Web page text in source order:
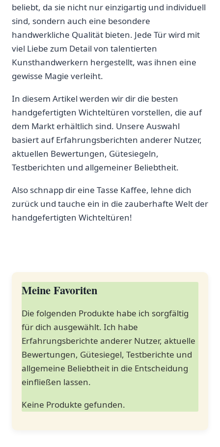
beliebt,‍ da sie nicht nur einzigartig und individuell
sind, sondern auch eine besondere
handwerkliche Qualität ⁣bieten. Jede Tür wird mit
viel Liebe zum Detail von talentierten
Kunsthandwerkern hergestellt, was ihnen eine
gewisse Magie‌ verleiht.
In diesem ⁣Artikel werden wir dir die besten
handgefertigten Wichteltüren vorstellen,​ die auf
dem Markt erhältlich sind. Unsere Auswahl
basiert auf Erfahrungsberichten anderer Nutzer,
aktuellen Bewertungen,‌ Gütesiegeln,
Testberichten und allgemeiner Beliebtheit.
Also ⁤schnapp dir eine Tasse Kaffee, lehne dich
zurück und tauche ein in die zauberhafte Welt der
handgefertigten Wichteltüren!
Meine Favoriten
Die folgenden Produkte habe ich sorgfältig
für dich ausgewählt. ​Ich habe
Erfahrungsberichte anderer Nutzer, aktuelle⁤
Bewertungen, Gütesiegel, Testberichte⁢ und
allgemeine Beliebtheit in die Entscheidung
‌einfließen ⁢lassen.
Keine Produkte gefunden.